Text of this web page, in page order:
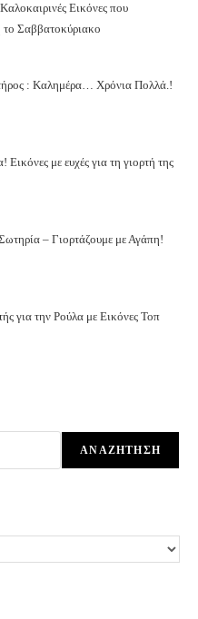
Εικόνες που
Σαββατοκύριακο
: Καλημέρα… Χρόνια Πολλά.!
με ευχές για τη γιορτή της
– Γιορτάζουμε με Αγάπη!
για την Ρούλα με Εικόνες Τοπ
ΑΝΑΖΉΤΗΣΗ